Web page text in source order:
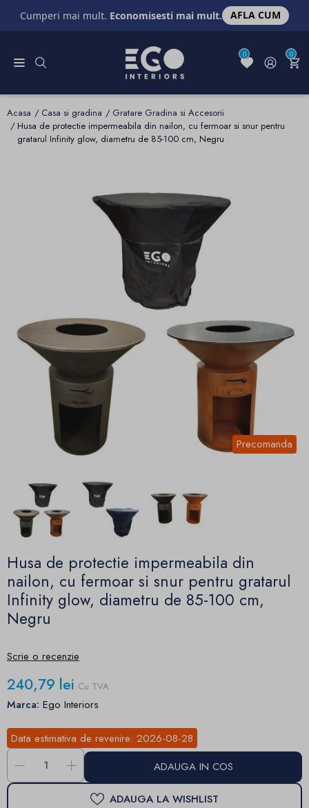
Cumperi mai mult. Economisesti mai mult. AFLA CUM
0 0
Acasa Casa si gradina
Gratare Gradina si Accesorii
Husa de protectie impermeabila din nailon, cu fermoar si snur pentru
gratarul Infinity glow, diametru de 85-100 cm, Negru
Precomanda
Husa de protectie impermeabila din
nailon, cu fermoar si snur pentru gratarul
Infinity glow, diametru de 85-100 cm,
Negru
Scrie o recenzie
240,79 lei Cu TVA
Marca: Ego Interiors
Data estimativa de revenire: 2026-08-28
-
+ ADAUGA IN COS
ADAUGA LA WISHLIST